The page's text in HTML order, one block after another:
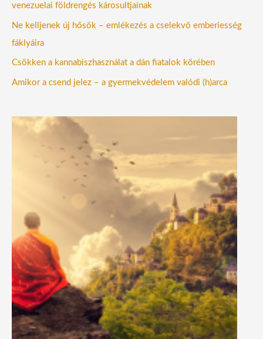
venezuelai földrengés károsultjainak
Ne kelljenek új hősök – emlékezés a cselekvő emberiesség
fáklyáira
Csökken a kannabiszhasználat a dán fiatalok körében
Amikor a csend jelez – a gyermekvédelem valódi (h)arca